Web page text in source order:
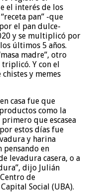
el interés de los
pan” -que
el pan dulce-
y se multiplicó por
últimos 5 años.
madre”, otro
Y con el
y memes
casa fue que
como la
que escasea
estos días fue
y harina
pensando en
levadura casera, o a
dijo Julián
de
Social (UBA).